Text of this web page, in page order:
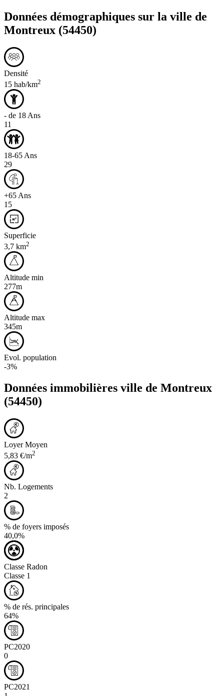
Données démographiques sur la ville de
Montreux (54450)
Densité
15 hab/km2
- de 18 Ans
11
18-65 Ans
29
+65 Ans
15
Superficie
3,7 km2
Altitude min
277m
Altitude max
345m
Evol. population
-3%
Données immobilières ville de Montreux
(54450)
Loyer Moyen
5,83 €/m2
Nb. Logements
2
% de foyers imposés
40,0%
Classe Radon
Classe 1
% de rés. principales
64%
PC2020
0
PC2021